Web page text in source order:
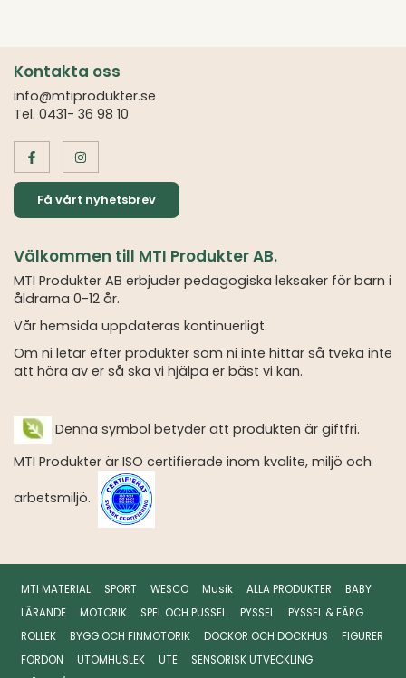
Kontakta oss
info@mtiprodukter.se
Tel. 0431- 36 98 10
Få vårt nyhetsbrev
Välkommen till MTI Produkter AB.
MTI Produkter AB erbjuder pedagogiska leksaker för barn i
åldrarna 0-12 år.
Vår hemsida uppdateras kontinuerligt.
Om ni letar efter produkter som ni inte hittar så tveka inte
att höra av er så ska vi hjälpa er bäst vi kan.
Denna symbol betyder att produkten är giftfri.
MTI Produkter är ISO certifierade inom kvalite, miljö och
arbetsmiljö.
MTI MATERIAL SPORT WESCO Musik ALLA PRODUKTER
BABY
LÄRANDE
MOTORIK SPEL OCH PUSSEL PYSSEL
PYSSEL & FÄRG
ROLLEK
BYGG OCH FINMOTORIK DOCKOR OCH DOCKHUS
FIGURER
FORDON
UTOMHUSLEK UTE
SENSORISK UTVECKLING